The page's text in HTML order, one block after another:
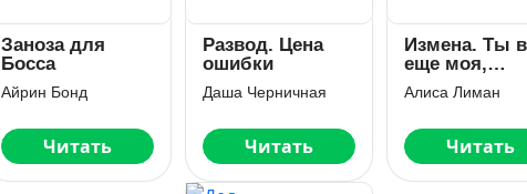
Заноза для
Босса
Айрин Бонд
Читать
Развод. Цена
ошибки
Даша Черничная
Читать
Измена. Ты
еще моя,
девочка!
Алиса Лиман
Читать